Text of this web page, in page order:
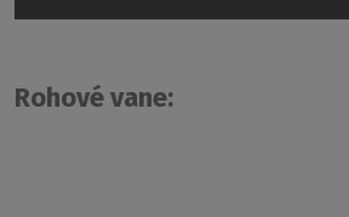
Rohové vane: